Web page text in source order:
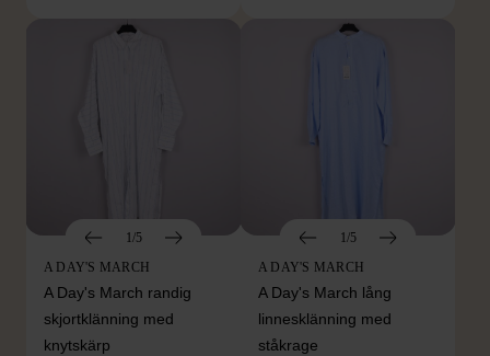
1/5
A DAY'S MARCH
A Day's March randig
skjortklänning med
knytskärp
1/5
A DAY'S MARCH
A Day's March lång
linnesklänning med
ståkrage